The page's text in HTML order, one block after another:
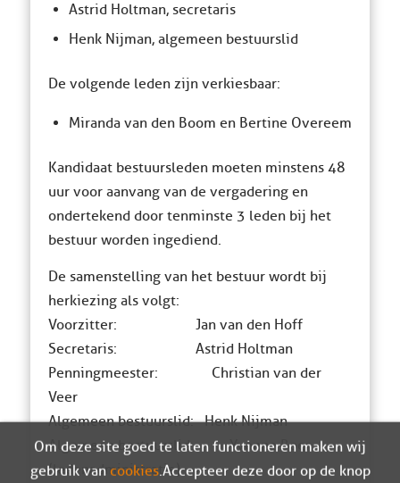
Astrid Holtman, secretaris
Henk Nijman, algemeen bestuurslid
De volgende leden zijn verkiesbaar:
Miranda van den Boom en Bertine Overeem
Kandidaat bestuursleden moeten minstens 48
uur voor aanvang van de vergadering en
ondertekend door tenminste 3 leden bij het
bestuur worden ingediend.
De samenstelling van het bestuur wordt bij
herkiezing als volgt:
Voorzitter: Jan van den Hoff
Secretaris: Astrid Holtman
Penningmeester: Christian van der
Veer
Algemeen bestuurslid: Henk Nijman
Algemeen bestuurslid: Yvonne Boer
(ledenadministratie)
Om deze site goed te laten functioneren maken wij
gebruik van cookies. Accepteer deze door op de knop